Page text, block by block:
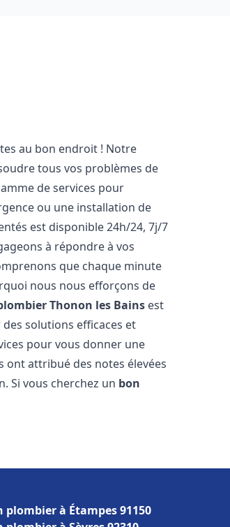
au bon endroit ! Notre
tous vos problèmes de
de services pour
ou une installation de
est disponible 24h/24, 7j/7
à répondre à vos
que chaque minute
nous nous efforçons de
Thonon les Bains est
solutions efficaces et
pour vous donner une
ont attribué des notes élevées
Si vous cherchez un bon
plombier à Étampes 91150